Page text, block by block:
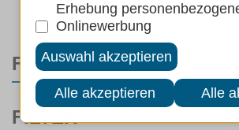
FILTER
FILTER
Erhebung
Onlinewerbung